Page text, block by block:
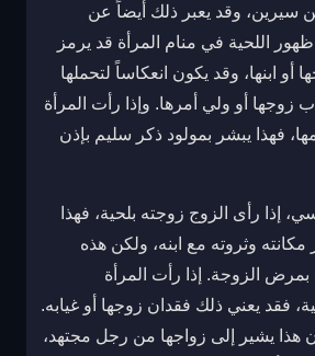
سيرين، وقد يعبر ذلك أيضاً عن
اللحية في منام المرأة قد يرمز
أو ابنها، وقد يكون انعكاساً لتحملها
زوجها أو ولي أمرها. وإذا رأت المرأة
فهذا يبشر بمولود ذكر سليم بإذن
إذا رأى الزوج زوجته بلحية، فهذا
مكانته وثروته مع ابنه، ولكن هذه
بمرض الزوجة. إذا رأت المرأة
فقد يعني ذلك فقدان زوجها أو غيابه.
هذا يشير إلى زواجها من رجل مجتهد،